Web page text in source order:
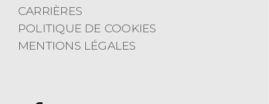
accordées gracieusement. Mais après
tout, qu'est-ce qu'une inscription,
hein...
sympa de l'aspect constributif : en